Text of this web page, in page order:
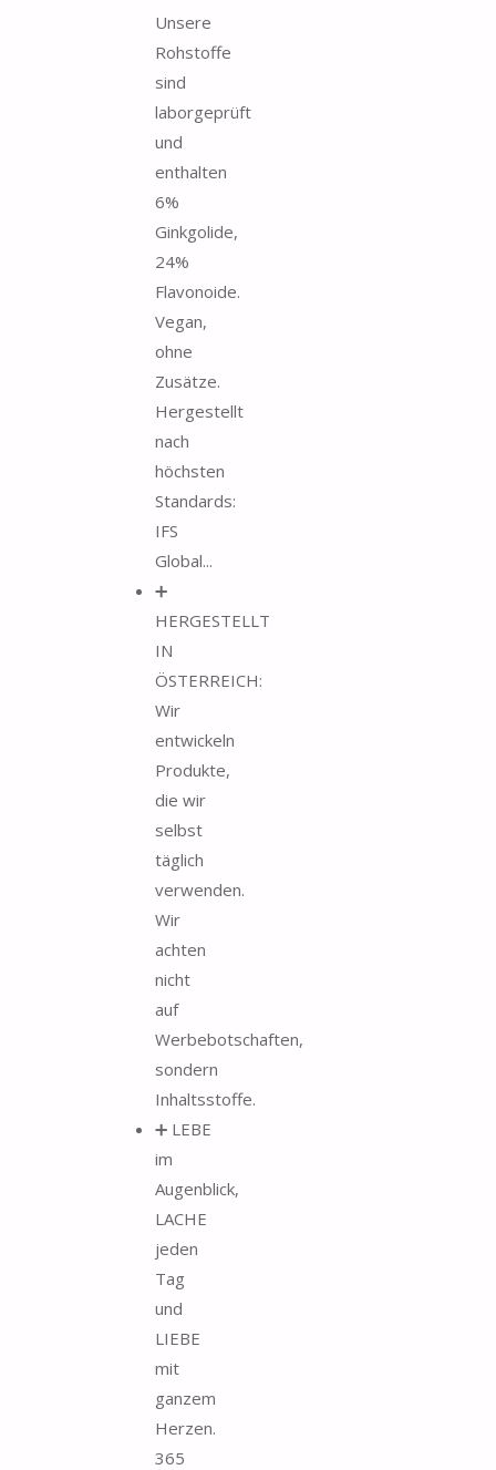
Unsere
Rohstoffe
sind
laborgeprüft
und
enthalten
6%
Ginkgolide,
24%
Flavonoide.
Vegan,
ohne
Zusätze.
Hergestellt
nach
höchsten
Standards:
IFS
Global...
➕
HERGESTELLT
IN
ÖSTERREICH:
Wir
entwickeln
Produkte,
die wir
selbst
täglich
verwenden.
Wir
achten
nicht
auf
Werbebotschaften,
sondern
Inhaltsstoffe.
➕ LEBE
im
Augenblick,
LACHE
jeden
Tag
und
LIEBE
mit
ganzem
Herzen.
365